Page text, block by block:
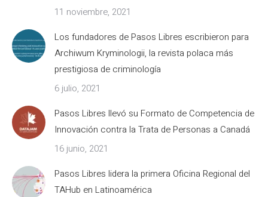
11 noviembre, 2021
Los fundadores de Pasos Libres escribieron para
Archiwum Kryminologii, la revista polaca más
prestigiosa de criminología
6 julio, 2021
Pasos Libres llevó su Formato de Competencia de
Innovación contra la Trata de Personas a Canadá
16 junio, 2021
Pasos Libres lidera la primera Oficina Regional del
TAHub en Latinoamérica